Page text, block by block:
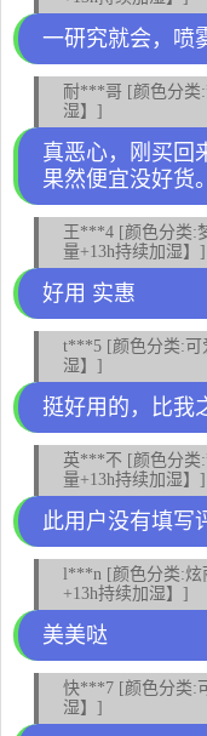
一研究就会，喷
耐***哥 [颜色分类:
湿】]
真恶心，刚买回
果然便宜没好货。
王***4 [颜色分类:
量+13h持续加湿】]
好用 实惠
t***5 [颜色分类:可
湿】]
挺好用的，比我
英***不 [颜色分类
量+13h持续加湿】]
此用户没有填写
l***n [颜色分类:炫
+13h持续加湿】]
美美哒
快***7 [颜色分类:
湿】]